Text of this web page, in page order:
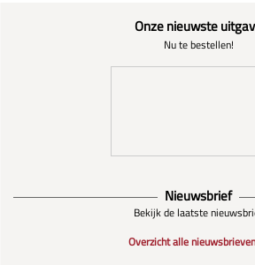
Onze nieuwste
Nu te bestellen!
Nieuwsbrief
Bekijk de laatste
Overzicht alle nieuwsbrieven